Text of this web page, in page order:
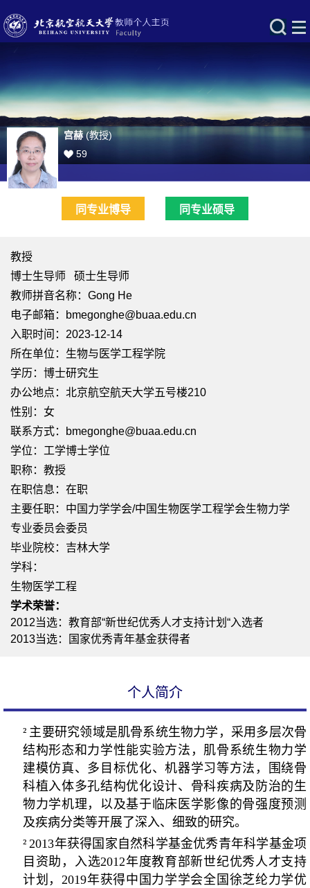
宫赫(教授)
59
同专业博导 同专业硕导
教授
博士生导师 硕士生导师
教师拼音名称：Gong He
电子邮箱：
bmegonghe@buaa.edu.cn
入职时间：2023-12-14
所在单位：生物与医学工程学院
学历：博士研究生
办公地点：北京航空航天大学五号楼210
性别：女
联系方式：bmegonghe@buaa.edu.cn
学位：工学博士学位
职称：教授
在职信息：在职
主要任职：中国力学学会/中国生物医学工程学会生物力学
专业委员会委员
毕业院校：吉林大学
学科：
生物医学工程
学术荣誉：
2012当选：教育部“新世纪优秀人才支持计划“入选者
2013当选：国家优秀青年基金获得者
个人简介
² 主要研究领域是肌骨系统生物力学，采用多层次骨
结构形态和力学性能实验方法，肌骨系统生物力学
建模仿真、多目标优化、机器学习等方法，围绕骨
科植入体多孔结构优化设计、骨科疾病及防治的生
物力学机理，以及基于临床医学影像的骨强度预测
及疾病分类等开展了深入、细致的研究。
² 2013年获得国家自然科学基金优秀青年科学基金项
目资助，入选2012年度教育部新世纪优秀人才支持
计划，2019年获得中国力学学会全国徐芝纶力学优